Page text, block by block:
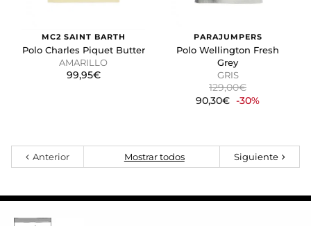
MC2 SAINT BARTH
Polo Charles Piquet Butter
AMARILLO
99,95€
PARAJUMPERS
Polo Wellington Fresh
Grey
GRIS
129,00€
90,30€ -30%
Mostrar todos
Anterior Siguiente